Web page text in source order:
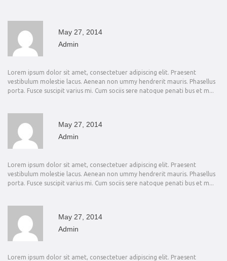
May 27, 2014
admin
Lorem ipsum dolor sit amet, consectetuer adipiscing elit. Praesent
vestibulum molestie lacus. Aenean non ummy hendrerit mauris. Phasellus
porta. Fusce suscipit varius mi. Cum sociis sere natoque penati bus et m...
May 27, 2014
admin
Lorem ipsum dolor sit amet, consectetuer adipiscing elit. Praesent
vestibulum molestie lacus. Aenean non ummy hendrerit mauris. Phasellus
porta. Fusce suscipit varius mi. Cum sociis sere natoque penati bus et m...
May 27, 2014
admin
Lorem ipsum dolor sit amet, consectetuer adipiscing elit. Praesent